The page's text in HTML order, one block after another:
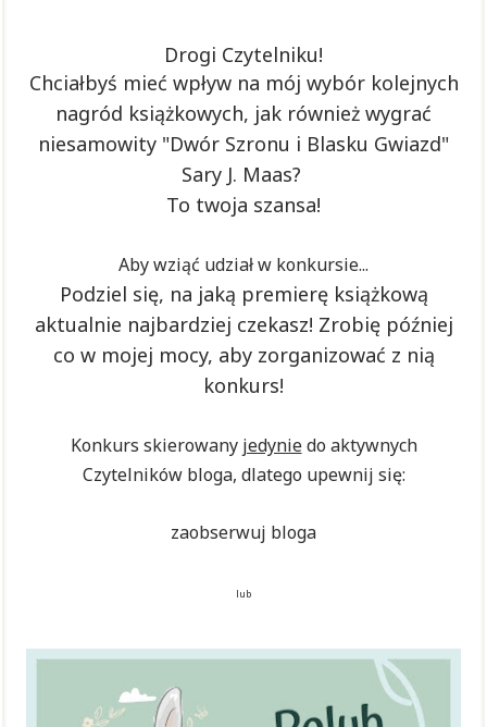
Drogi Czytelniku!
Chciałbyś mieć wpływ na mój wybór kolejnych
nagród książkowych, jak również wygrać
niesamowity "Dwór Szronu i Blasku Gwiazd"
Sary J. Maas?
To twoja szansa!
Aby wziąć udział w konkursie...
Podziel się, na jaką premierę książkową
aktualnie najbardziej czekasz! Zrobię później
co w mojej mocy, aby zorganizować z nią
konkurs!
Konkurs skierowany jedyniedo aktywnych
Czytelników bloga, dlatego upewnij się:
zaobserwuj bloga
lub